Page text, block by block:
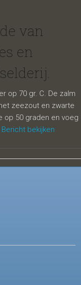
van
en
op 70 gr. C. De zalm
zeezout en zwarte
op 50 graden en voeg
Bericht bekijken